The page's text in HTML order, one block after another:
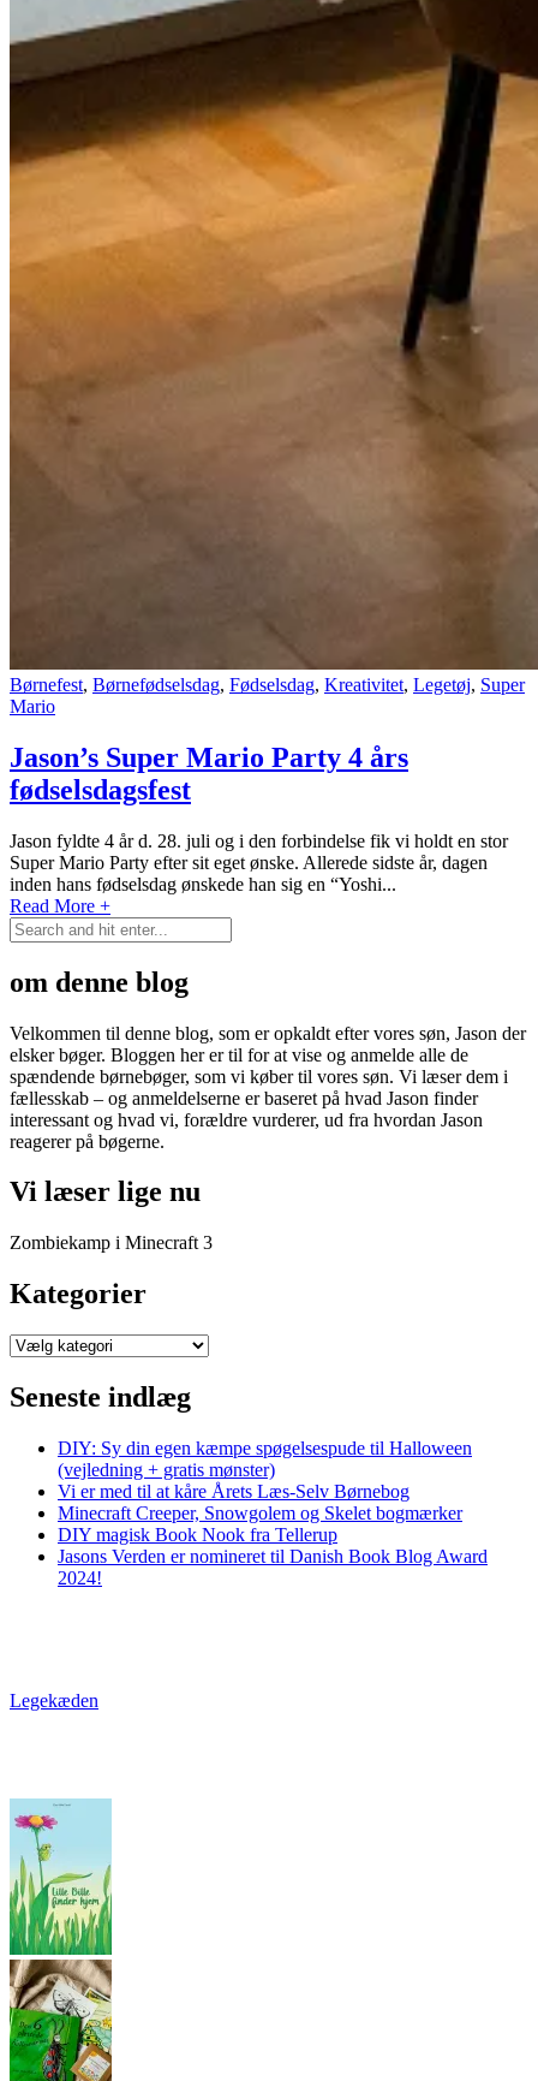
Børnefest, Børnefødselsdag, Fødselsdag, Kreativitet, Legetøj, Super
Mario
Jason’s Super Mario Party 4 års
fødselsdagsfest
Jason fyldte 4 år d. 28. juli og i den forbindelse fik vi holdt en stor
Super Mario Party efter sit eget ønske. Allerede sidste år, dagen
inden hans fødselsdag ønskede han sig en “Yoshi...
Read More +
om denne blog
Velkommen til denne blog, som er opkaldt efter vores søn, Jason der
elsker bøger. Bloggen her er til for at vise og anmelde alle de
spændende børnebøger, som vi køber til vores søn. Vi læser dem i
fællesskab – og anmeldelserne er baseret på hvad Jason finder
interessant og hvad vi, forældre vurderer, ud fra hvordan Jason
reagerer på bøgerne.
Vi læser lige nu
Zombiekamp i Minecraft 3
Kategorier
Kategorier
Seneste indlæg
DIY: Sy din egen kæmpe spøgelsespude til Halloween
(vejledning + gratis mønster)
Vi er med til at kåre Årets Læs-Selv Børnebog
Minecraft Creeper, Snowgolem og Skelet bogmærker
DIY magisk Book Nook fra Tellerup
Jasons Verden er nomineret til Danish Book Blog Award
2024!
Legekæden